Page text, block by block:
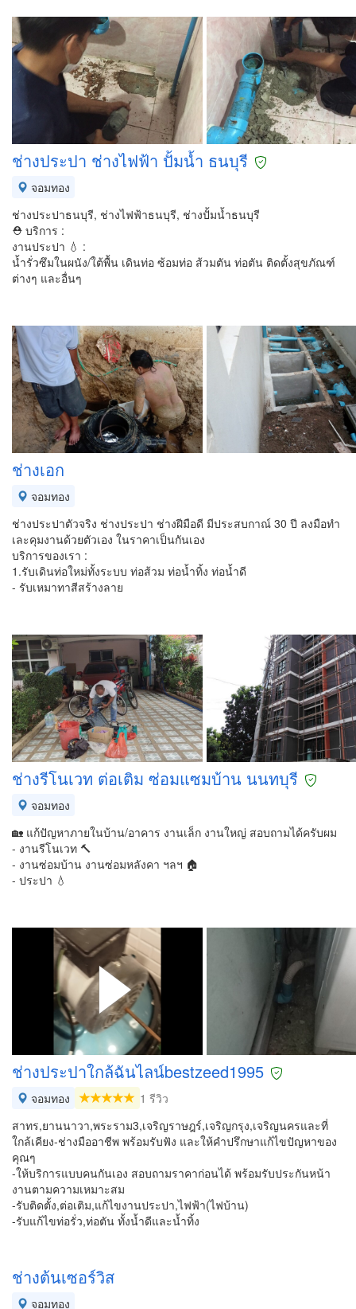
ช่างประปา ช่างไฟฟ้า ปั้มน้ำ ธนบุรี
จอมทอง
ช่างประปาธนบุรี, ช่างไฟฟ้าธนบุรี, ช่างปั้มน้ำธนบุรี
⛑ บริการ :
งานประปา 💧 :
น้ำรั่วซึมในผนัง/ใต้พื้น เดินท่อ ซ้อมท่อ ส้วมตัน ท่อตัน ติดตั้งสุขภัณฑ์
ต่างๆ และอื่นๆ
ช่างเอก
จอมทอง
ช่างประปาตัวจริง ช่างประปา ช่างฝีมือดี มีประสบกาณ์ 30 ปี ลงมือทำ
เละคุมงานด้วยตัวเอง ในราคาเป็นกันเอง
บริการของเรา :
1.รับเดินท่อใหม่ทั้งระบบ ท่อส้วม ท่อน้ำทิ้ง ท่อน้ำดี
- รับเหมาทาสีสร้างลาย
ช่างรีโนเวท ต่อเติม ซ่อมแซมบ้าน นนทบุรี
จอมทอง
🏡 แก้ปัญหาภายในบ้าน/อาคาร งานเล็ก งานใหญ่ สอบถามได้ครับผม
- งานรีโนเวท 🔨
- งานซ่อมบ้าน งานซ่อมหลังคา ฯลฯ 🏠
- ประปา 💧
ช่างประปาใกล้ฉันไลน์bestzeed1995
จอมทอง
1 รีวิว
สาทร,ยานนาวา,พระราม3,เจริญราษฎร์,เจริญกรุง,เจริญนครและที่
ใกล้เคียง-ช่างมืออาชีพ พร้อมรับฟัง และให้คำปรึกษาแก้ไขปัญหาของ
คุณๆ
-ให้บริการแบบคนกันเอง สอบถามราคาก่อนได้ พร้อมรับประกันหน้า
งานตามความเหมาะสม
-รับติดตั้ง,ต่อเติม,แก้ไขงานประปา,ไฟฟ้า(ไฟบ้าน)
-รับแก้ไขท่อรั่ว,ท่อตัน ทั้งน้ำดีและน้ำทิ้ง
ช่างต้นเซอร์วิส
จอมทอง